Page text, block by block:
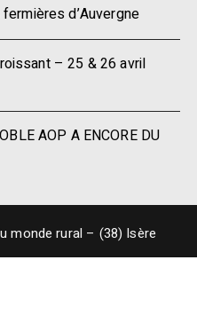
d’Auvergne
– 25 & 26 avril
AOP A ENCORE DU
monde rural – (38) Isère